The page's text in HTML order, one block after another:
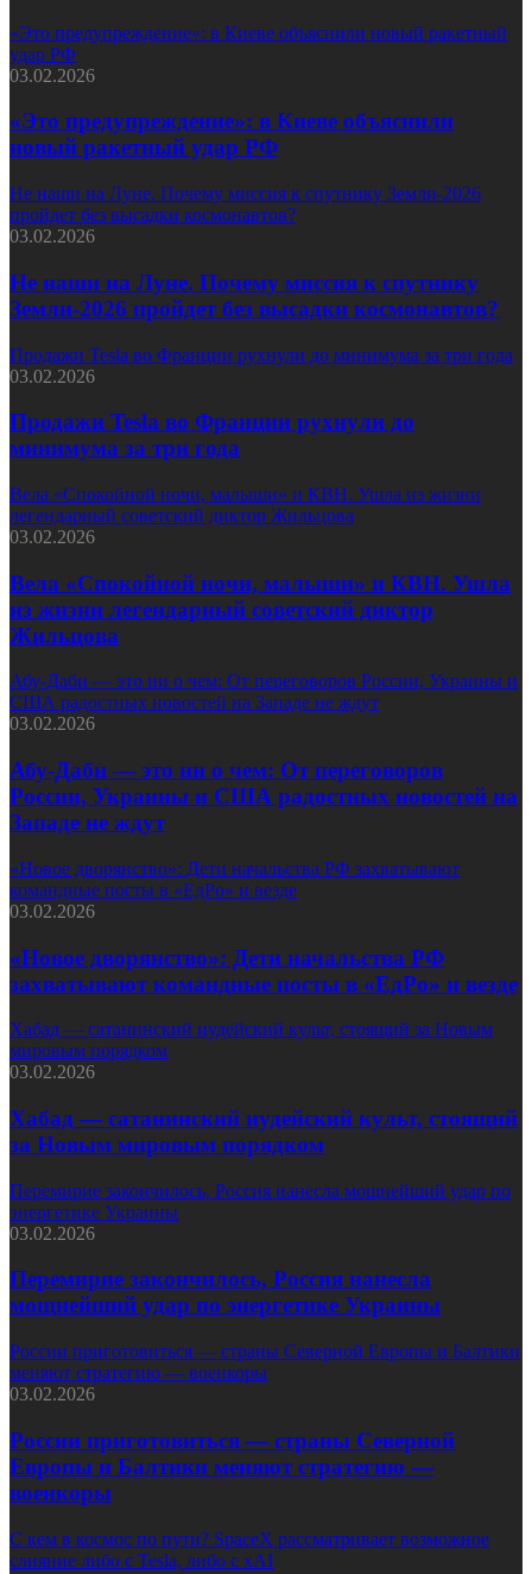
«Это предупреждение»: в Киеве объяснили новый ракетный
удар РФ
03.02.2026
«Это предупреждение»: в Киеве объяснили
новый ракетный удар РФ
Не наши на Луне. Почему миссия к спутнику Земли-2026
пройдет без высадки космонавтов?
03.02.2026
Не наши на Луне. Почему миссия к спутнику
Земли-2026 пройдет без высадки космонавтов?
Продажи Tesla во Франции рухнули до минимума за три года
03.02.2026
Продажи Tesla во Франции рухнули до
минимума за три года
Вела «Спокойной ночи, малыши» и КВН. Ушла из жизни
легендарный советский диктор Жильцова
03.02.2026
Вела «Спокойной ночи, малыши» и КВН. Ушла
из жизни легендарный советский диктор
Жильцова
Абу-Даби — это ни о чем: От переговоров России, Украины и
США радостных новостей на Западе не ждут
03.02.2026
Абу-Даби — это ни о чем: От переговоров
России, Украины и США радостных новостей на
Западе не ждут
«Новое дворянство»: Дети начальства РФ захватывают
командные посты в «ЕдРо» и везде
03.02.2026
«Новое дворянство»: Дети начальства РФ
захватывают командные посты в «ЕдРо» и везде
Хабад — сатанинский иудейский культ, стоящий за Новым
мировым порядком
03.02.2026
Хабад — сатанинский иудейский культ, стоящий
за Новым мировым порядком
Перемирие закончилось, Россия нанесла мощнейший удар по
энергетике Украины
03.02.2026
Перемирие закончилось, Россия нанесла
мощнейший удар по энергетике Украины
России приготовиться — страны Северной Европы и Балтики
меняют стратегию — военкоры
03.02.2026
России приготовиться — страны Северной
Европы и Балтики меняют стратегию —
военкоры
С кем в космос по пути? SpaceX рассматривает возможное
слияние либо с Tesla, либо с xAI